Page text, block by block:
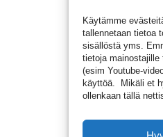
Käytämme
tallennetaan tietoa
sisällöstä yms.
tietoja
(esim Youtube-
käyttöä. Mikäli et
ollenkaan tällä